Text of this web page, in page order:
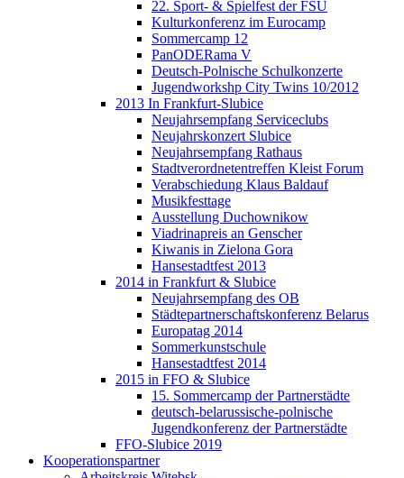
22. Sport- & Spielfest der FSU
Kulturkonferenz im Eurocamp
Sommercamp 12
PanODERama V
Deutsch-Polnische Schulkonzerte
Jugendworkshp City Twins 10/2012
2013 In Frankfurt-Slubice
Neujahrsempfang Serviceclubs
Neujahrskonzert Slubice
Neujahrsempfang Rathaus
Stadtverordnetentreffen Kleist Forum
Verabschiedung Klaus Baldauf
Musikfesttage
Ausstellung Duchownikow
Viadrinapreis an Genscher
Kiwanis in Zielona Gora
Hansestadtfest 2013
2014 in Frankfurt & Slubice
Neujahrsempfang des OB
Städtepartnerschaftskonferenz Belarus
Europatag 2014
Sommerkunstschule
Hansestadtfest 2014
2015 in FFO & Slubice
15. Sommercamp der Partnerstädte
deutsch-belarussische-polnische
Jugendkonferenz der Partnerstädte
FFO-Slubice 2019
Kooperationspartner